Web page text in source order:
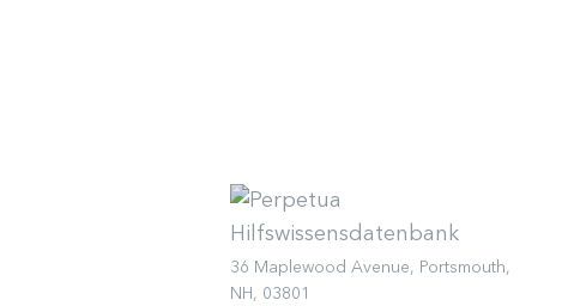
36 Maplewood Avenue, Portsmouth,
NH, 03801